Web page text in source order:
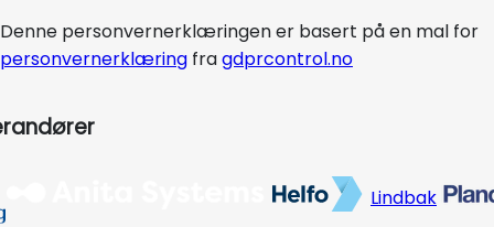
Denne personvernerklæringen er basert på en mal for
personvernerklæring fragdprcontrol.no
Lindbak